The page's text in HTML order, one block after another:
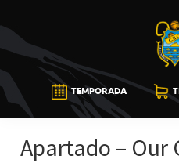
a
la
navegación
principal
al
contenido
principal
a
la
barra
lateral
principal
CB
CANARIAS
TEMPORADA
Apartado – Our